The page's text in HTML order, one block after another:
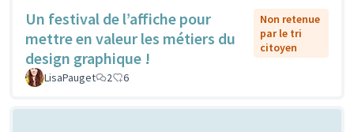
Un festival de l’affiche pour
mettre en valeur les métiers du
design graphique !
Non retenue
par le tri
citoyen
LisaPauget 2 6